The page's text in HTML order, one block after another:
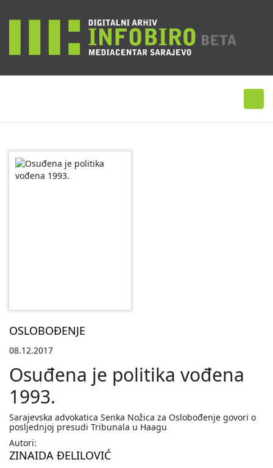
OSLOBOĐENJE
08.12.2017
Osuđena je politika vođena
1993.
Sarajevska advokatica Senka Nožica za Oslobođenje govori o
posljednjoj presudi Tribunala u Haagu
Autori:
ZINAIDA ĐELILOVIĆ